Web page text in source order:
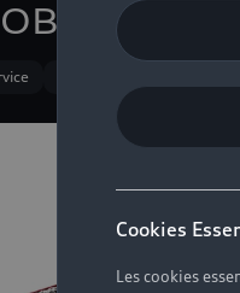
Cookies
Les cookies